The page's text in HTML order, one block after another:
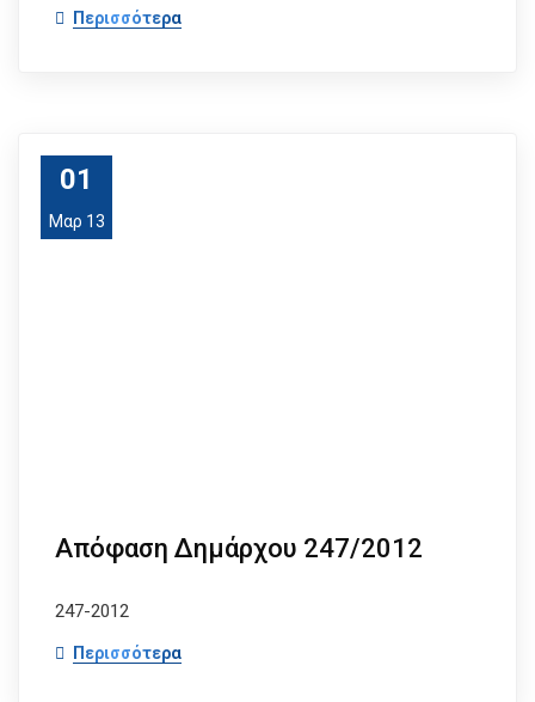
Περισσότερα
01
Μαρ 13
Απόφαση Δημάρχου 247/2012
247-2012
Περισσότερα